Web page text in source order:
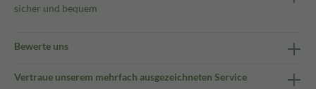
sicher und bequem
Bewerte uns
Vertraue unserem mehrfach ausgezeichneten Service